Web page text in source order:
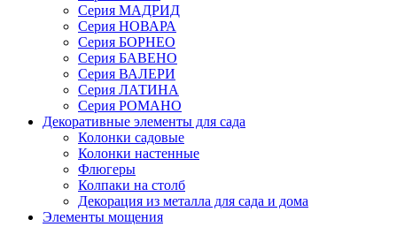
Серия МАДРИД
Серия НОВАРА
Серия БОРНЕО
Серия БАВЕНО
Серия ВАЛЕРИ
Серия ЛАТИНА
Серия РОМАНО
Декоративные элементы для сада
Колонки садовые
Колонки настенные
Флюгеры
Колпаки на столб
Декорация из металла для сада и дома
Элементы мощения